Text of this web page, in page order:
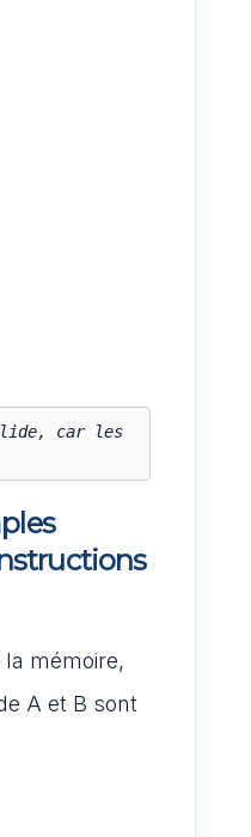
car les
mémoire,
A et B sont